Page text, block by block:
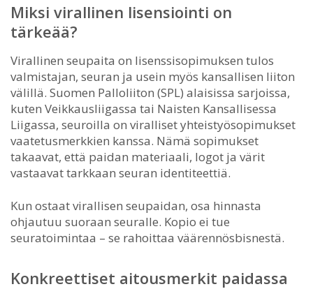
Miksi virallinen lisensiointi on
tärkeää?
Virallinen seupaita on lisenssisopimuksen tulos
valmistajan, seuran ja usein myös kansallisen liiton
välillä. Suomen Palloliiton (SPL) alaisissa sarjoissa,
kuten Veikkausliigassa tai Naisten Kansallisessa
Liigassa, seuroilla on viralliset yhteistyösopimukset
vaatetusmerkkien kanssa. Nämä sopimukset
takaavat, että paidan materiaali, logot ja värit
vastaavat tarkkaan seuran identiteettiä.
Kun ostaat virallisen seupaidan, osa hinnasta
ohjautuu suoraan seuralle. Kopio ei tue
seuratoimintaa – se rahoittaa väärennösbisnestä.
Konkreettiset aitousmerkit paidassa